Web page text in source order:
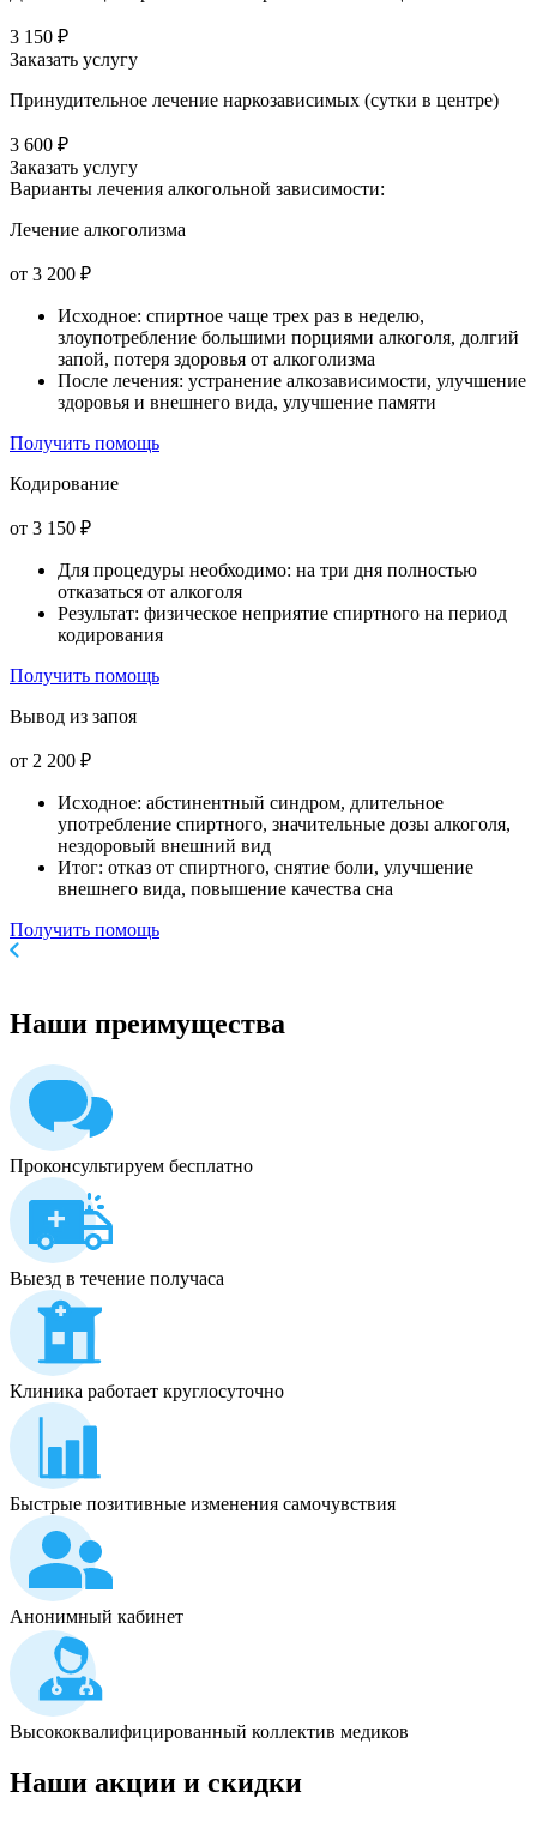
3 150 ₽
Заказать услугу
Принудительное лечение наркозависимых (сутки в центре)
3 600 ₽
Заказать услугу
Варианты лечения алкогольной зависимости:
Лечение алкоголизма
от 3 200 ₽
Исходное: спиртное чаще трех раз в неделю,
злоупотребление большими порциями алкоголя, долгий
запой, потеря здоровья от алкоголизма
После лечения: устранение алкозависимости, улучшение
здоровья и внешнего вида, улучшение памяти
Получить помощь
Кодирование
от 3 150 ₽
Для процедуры необходимо: на три дня полностью
отказаться от алкоголя
Результат: физическое неприятие спиртного на период
кодирования
Получить помощь
Вывод из запоя
от 2 200 ₽
Исходное: абстинентный синдром, длительное
употребление спиртного, значительные дозы алкоголя,
нездоровый внешний вид
Итог: отказ от спиртного, снятие боли, улучшение
внешнего вида, повышение качества сна
Получить помощь
Наши преимущества
Проконсультируем бесплатно
Выезд в течение получаса
Клиника работает круглосуточно
Быстрые позитивные изменения самочувствия
Анонимный кабинет
Высококвалифицированный коллектив медиков
Наши акции и скидки